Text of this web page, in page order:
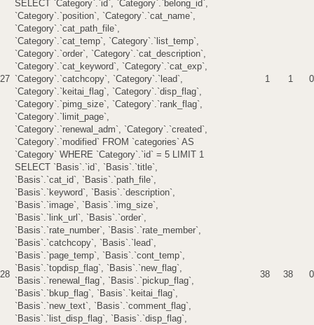
27
SELECT `Category`.`id`, `Category`.`belong_id`,
`Category`.`position`, `Category`.`cat_name`,
`Category`.`cat_path_file`,
`Category`.`cat_temp`, `Category`.`list_temp`,
`Category`.`order`, `Category`.`cat_description`,
`Category`.`cat_keyword`, `Category`.`cat_exp`,
`Category`.`catchcopy`, `Category`.`lead`,
`Category`.`keitai_flag`, `Category`.`disp_flag`,
`Category`.`pimg_size`, `Category`.`rank_flag`,
`Category`.`limit_page`,
`Category`.`renewal_adm`, `Category`.`created`,
`Category`.`modified` FROM `categories` AS
`Category` WHERE `Category`.`id` = 5 LIMIT 1
1 1 0
28
SELECT `Basis`.`id`, `Basis`.`title`,
`Basis`.`cat_id`, `Basis`.`path_file`,
`Basis`.`keyword`, `Basis`.`description`,
`Basis`.`image`, `Basis`.`img_size`,
`Basis`.`link_url`, `Basis`.`order`,
`Basis`.`rate_number`, `Basis`.`rate_member`,
`Basis`.`catchcopy`, `Basis`.`lead`,
`Basis`.`page_temp`, `Basis`.`cont_temp`,
`Basis`.`topdisp_flag`, `Basis`.`new_flag`,
`Basis`.`renewal_flag`, `Basis`.`pickup_flag`,
`Basis`.`bkup_flag`, `Basis`.`keitai_flag`,
`Basis`.`new_text`, `Basis`.`comment_flag`,
`Basis`.`list_disp_flag`, `Basis`.`disp_flag`,
38 38 0